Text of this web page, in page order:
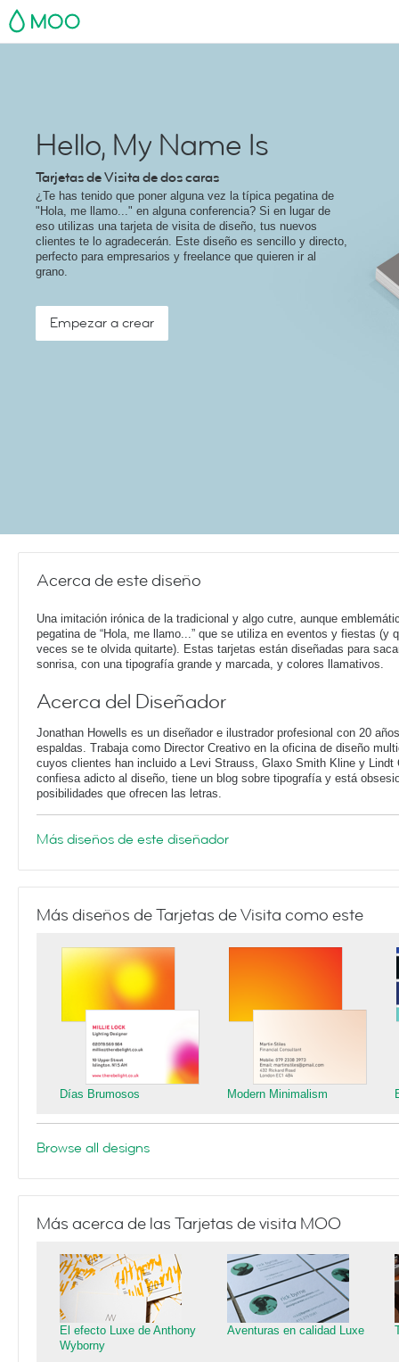
MOO
Hello, My Name Is
Tarjetas de Visita de dos caras
¿Te has tenido que poner alguna vez la típica pegatina de
"Hola, me llamo..." en alguna conferencia? Si en lugar de
eso utilizas una tarjeta de visita de diseño, tus nuevos
clientes te lo agradecerán. Este diseño es sencillo y directo,
perfecto para empresarios y freelance que quieren ir al
grano.
Empezar a crear
Acerca de este diseño
Una imitación irónica de la tradicional y algo cutre, aunque
pegatina de “Hola, me llamo...” que se utiliza en eventos y fiestas (y
veces se te olvida quitarte). Estas tarjetas están diseñadas para
sonrisa, con una tipografía grande y marcada, y colores llamativos.
Acerca del Diseñador
Jonathan Howells es un diseñador e ilustrador profesional con 20
espaldas. Trabaja como Director Creativo en la oficina de diseño
cuyos clientes han incluido a Levi Strauss, Glaxo Smith Kline y Lindt
confiesa adicto al diseño, tiene un blog sobre tipografía y está
posibilidades que ofrecen las letras.
Más diseños de este diseñador
Más diseños de Tarjetas de Visita como este
Días Brumosos Modern Minimalism
Browse all designs
Más acerca de las Tarjetas de visita MOO
El efecto Luxe de Anthony
Wyborny
Aventuras en calidad Luxe